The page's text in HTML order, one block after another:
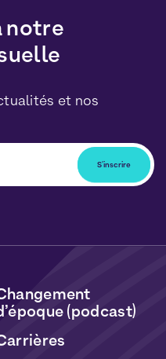
notre
et nos
à notre
et deCookies
(podcast)